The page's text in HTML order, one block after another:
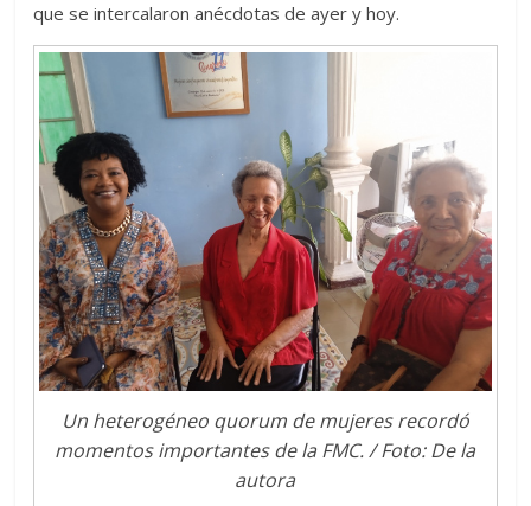
que se intercalaron anécdotas de ayer y hoy.
Un heterogéneo quorum de mujeres recordó
momentos importantes de la FMC. / Foto: De la
autora